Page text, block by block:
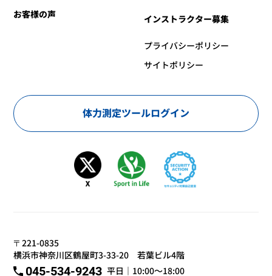
お客様の声 インストラクター募集
プライバシーポリシー
サイトポリシー
体力測定ツールログイン
〒221-0835
横浜市神奈川区鶴屋町3-33-20 若葉ビル4階
045-534-9243 平日｜10:00～18:00